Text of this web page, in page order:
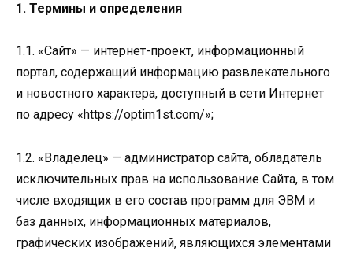
1. Термины и определения
1.1. «Сайт» — интернет-проект, информационный
портал, содержащий информацию развлекательного
и новостного характера, доступный в сети Интернет
по адресу «https://optim1st.com/»;
1.2. «Владелец» — администратор сайта, обладатель
исключительных прав на использование Сайта, в том
числе входящих в его состав программ для ЭВМ и
баз данных, информационных материалов,
графических изображений, являющихся элементами